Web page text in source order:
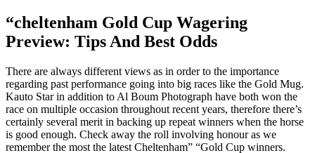
“cheltenham Gold Cup Wagering
Preview: Tips And Best Odds
There are always different views as in order to the importance
regarding past performance going into big races like the Gold Mug.
Kauto Star in addition to Al Boum Photograph have both won the
race on multiple occasion throughout recent years, therefore there’s
certainly several merit in backing up repeat winners when the horse
is good enough. Check away the roll involving honour as we
remember the most the latest Cheltenham” “Gold Cup winners.